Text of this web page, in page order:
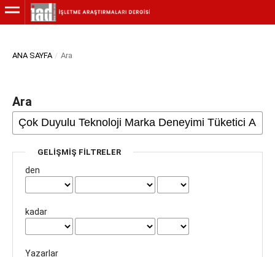
ANA SAYFA / Ara
Ara
GELIŞMIŞ FILTRELER
den
kadar
Yazarlar